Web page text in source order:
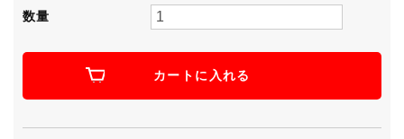
数量
カートに入れる